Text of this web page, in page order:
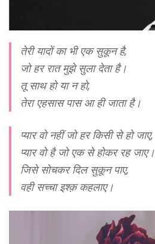
तेरी यादों का भी एक सुकून है,
जो हर रात मुझे सुला देता है।
तू साथ हो या न हो,
तेरा एहसास पास आ ही जाता है।
प्यार वो नहीं जो हर किसी से हो जाए,
प्यार वो है जो एक से होकर रह जाए।
जिसे सोचकर दिल सुकून पाए,
वही सच्चा इश्क़ कहलाए।